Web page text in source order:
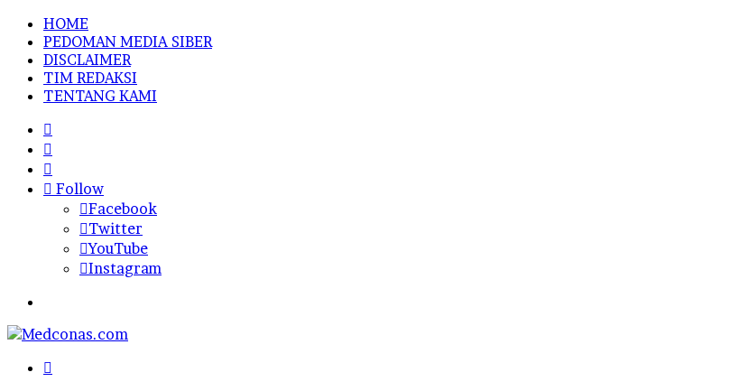
HOME
PEDOMAN MEDIA SIBER
DISCLAIMER
TIM REDAKSI
TENTANG KAMI
In
Follow
Facebook
Twitter
YouTube
Instagram